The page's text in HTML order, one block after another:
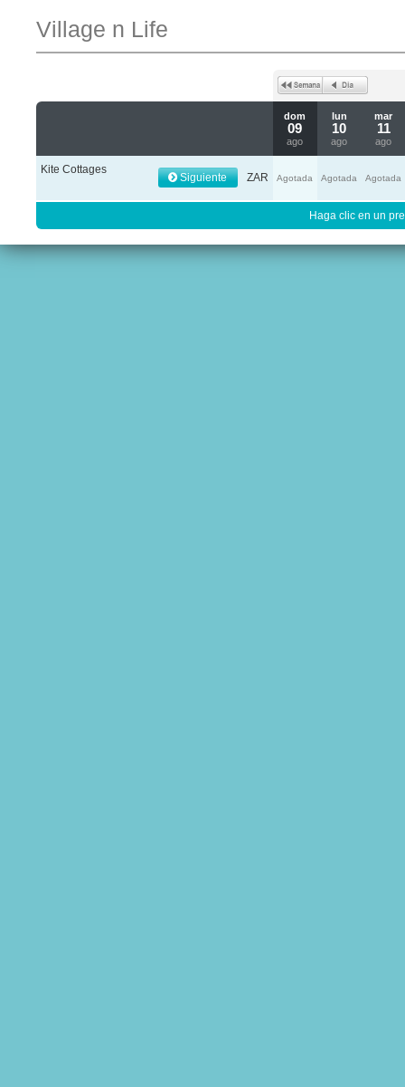
Village n Life
dom
09
ago
lun
10
ago
mar
11
ago
Kite Cottages
Siguiente ZAR Agotada Agotada Agotada
Haga clic en un